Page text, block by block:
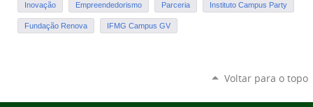
Inovação Empreendedorismo Parceria Instituto Campus Party
Fundação Renova IFMG Campus GV
Voltar para o topo